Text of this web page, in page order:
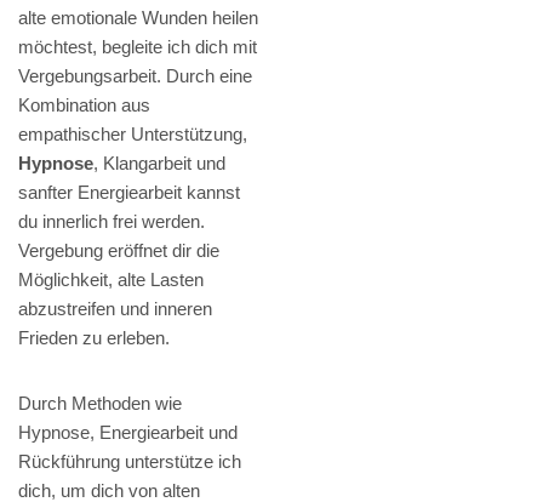
alte emotionale Wunden heilen
möchtest, begleite ich dich mit
Vergebungsarbeit. Durch eine
Kombination aus
empathischer Unterstützung,
Hypnose, Klangarbeit und
sanfter Energiearbeit kannst
du innerlich frei werden.
Vergebung eröffnet dir die
Möglichkeit, alte Lasten
abzustreifen und inneren
Frieden zu erleben.
Durch Methoden wie
Hypnose, Energiearbeit und
Rückführung unterstütze ich
dich, um dich von alten